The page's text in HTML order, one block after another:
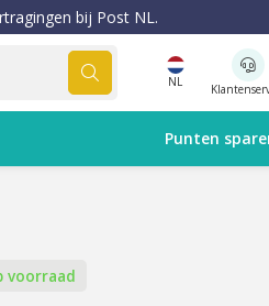
bij Post NL.
NL
Punten
voorraad